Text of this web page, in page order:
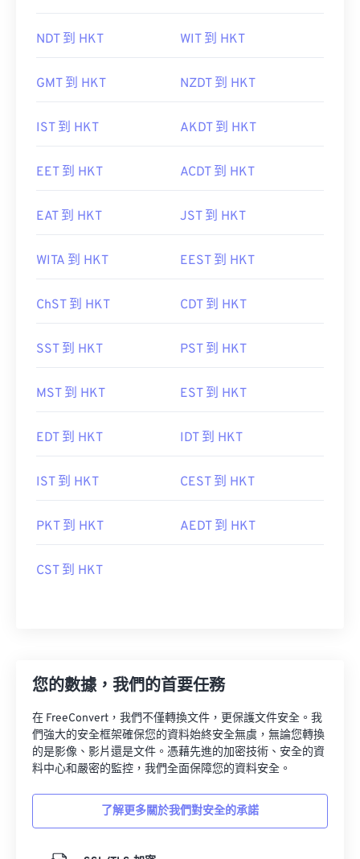
NDT 到 HKT WIT 到 HKT
GMT 到 HKT NZDT 到 HKT
IST 到 HKT AKDT 到 HKT
EET 到 HKT ACDT 到 HKT
EAT 到 HKT JST 到 HKT
WITA 到 HKT EEST 到 HKT
ChST 到 HKT CDT 到 HKT
SST 到 HKT PST 到 HKT
MST 到 HKT EST 到 HKT
EDT 到 HKT IDT 到 HKT
IST 到 HKT CEST 到 HKT
PKT 到 HKT AEDT 到 HKT
CST 到 HKT
您的數據，我們的首要任務
在 FreeConvert，我們不僅轉換文件，更保護文件安全。我
們強大的安全框架確保您的資料始終安全無虞，無論您轉換
的是影像、影片還是文件。憑藉先進的加密技術、安全的資
料中心和嚴密的監控，我們全面保障您的資料安全。
了解更多關於我們對安全的承諾